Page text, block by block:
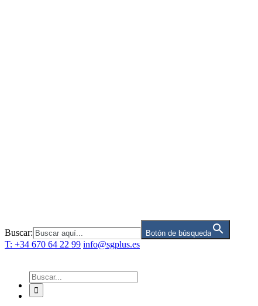
Buscar: Botón de búsqueda
T: +34 670 64 22 99 info@sgplus.es
Buscar: